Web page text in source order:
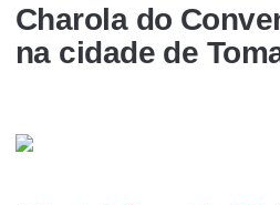
Charola do
na cidade de